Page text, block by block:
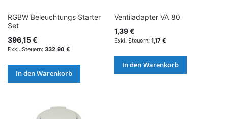
RGBW Beleuchtungs Starter
Set
396,15 €
332,90 €
In den Warenkorb
Ventiladapter VA 80
1,39 €
1,17 €
In den Warenkorb